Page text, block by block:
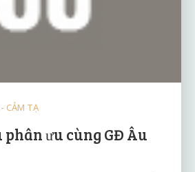
CẢM TẠ
phân ưu cùng GĐ Âu